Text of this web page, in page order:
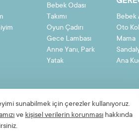
Bebek Odası
Takımı
Oyun Çadırı
Gece Lambası
Anne Yanı, Park
Yatak
Bebek
Oto
Mama
Ana
sunabilmek için çerezler kullanıyoruz.
ve kişisel verilerin korunması hakkında